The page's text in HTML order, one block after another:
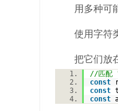
用多种可能
使用字符类
把它们放
//匹配
const
const
const